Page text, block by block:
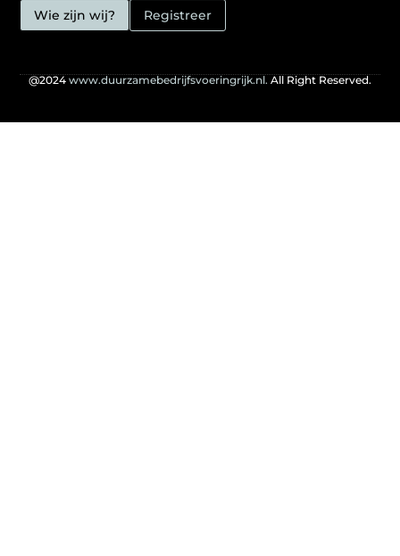
Wie zijn wij? Registreer
@2024 www.duurzamebedrijfsvoeringrijk.nl. All Right Reserved.